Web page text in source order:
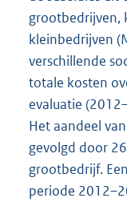
grootbedrijven,
kleinbedrijven
verschillende
totale kosten
evaluatie
Het aandeel
gevolgd door
grootbedrijf.
periode